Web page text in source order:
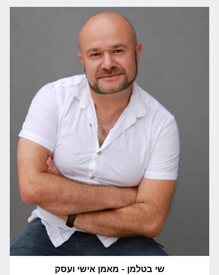
שי בטלמן - מאמן אישי ועסק